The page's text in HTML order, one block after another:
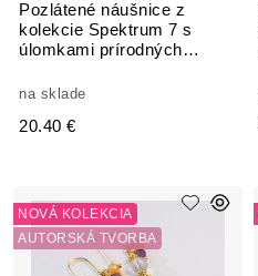
Pozlátené náušnice z
kolekcie Spektrum 7 s
úlomkami prírodných
na sklade
20.40 €
NOVÁ KOLEKCIA
AUTORSKÁ TVORBA